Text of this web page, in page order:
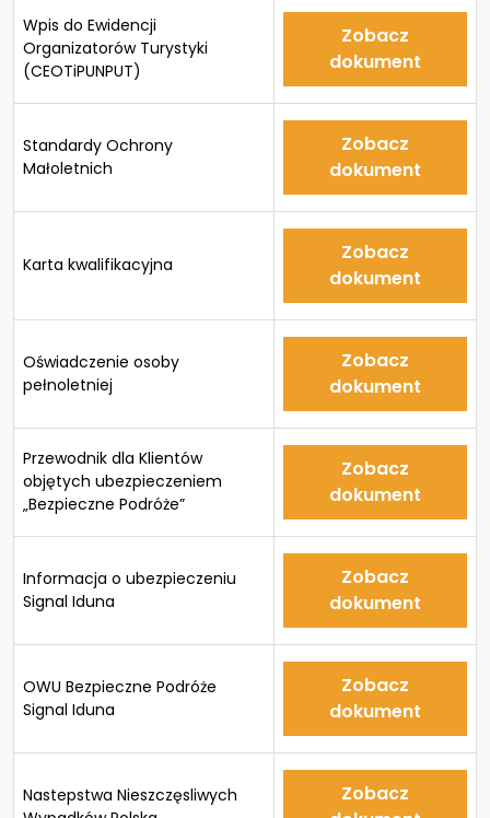
Wpis do Ewidencji
Organizatorów Turystyki
(CEOTiPUNPUT)
Zobacz
dokument
Standardy Ochrony
Małoletnich
Zobacz
dokument
Karta kwalifikacyjna
Zobacz
dokument
Oświadczenie osoby
pełnoletniej
Zobacz
dokument
Przewodnik dla Klientów
objętych ubezpieczeniem
„Bezpieczne Podróże”
Zobacz
dokument
Informacja o ubezpieczeniu
Signal Iduna
Zobacz
dokument
OWU Bezpieczne Podróże
Signal Iduna
Zobacz
dokument
Nastepstwa Nieszczęsliwych
Zobacz